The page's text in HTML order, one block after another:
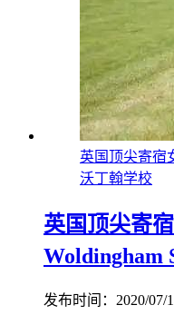
英国顶尖寄宿
沃丁翰学校
英国顶尖寄
Woldingham
发布时间：2020/07/